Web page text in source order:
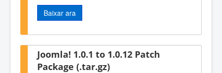
Baixar ara
Joomla! 1.0.1 to 1.0.12 Patch
Package (.tar.gz)